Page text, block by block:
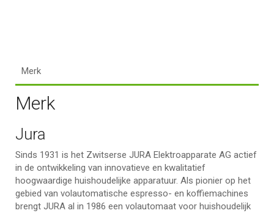
Merk
Merk
Jura
Sinds 1931 is het Zwitserse JURA Elektroapparate AG actief
in de ontwikkeling van innovatieve en kwalitatief
hoogwaardige huishoudelijke apparatuur. Als pionier op het
gebied van volautomatische espresso- en koffiemachines
brengt JURA al in 1986 een volautomaat voor huishoudelijk